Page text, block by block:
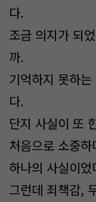
다.
조금 의지가 되
까.
기억하지 못하
다.
단지 사실이 또
처음으로 소중
하나의 사실이었
그런데 죄책감,